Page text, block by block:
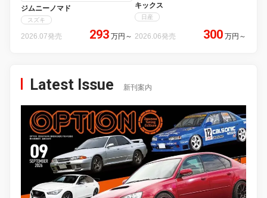
ジムニーノマド
スズキ
2026.07発売 293 万円 ～
キックス
日産
2026.06発売 300 万円 ～
Latest Issue 新刊案内